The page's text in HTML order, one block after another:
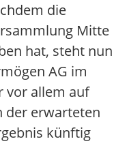
die
Mitte
hat, steht nun
AG im
vor allem auf
der erwarteten
künftig